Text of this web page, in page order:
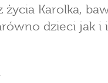
Karolka,
dzieci jak i